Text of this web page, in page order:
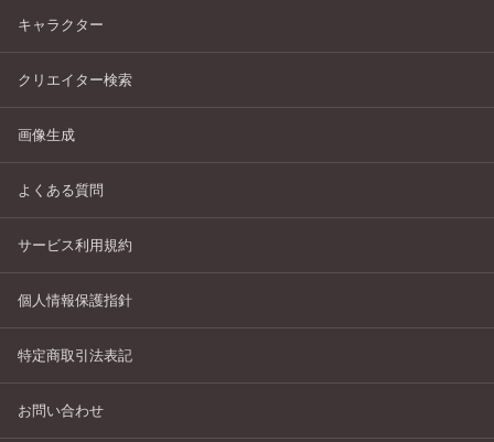
キャラクター
クリエイター検索
画像生成
よくある質問
サービス利用規約
個人情報保護指針
特定商取引法表記
お問い合わせ